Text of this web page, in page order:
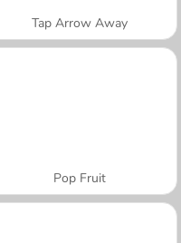
Tap Arrow Away
Pop Fruit